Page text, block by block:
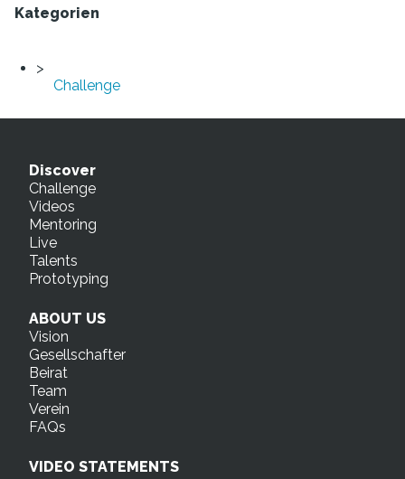
Kategorien
Challenge
Discover
Challenge
Videos
Mentoring
Live
Talents
Prototyping
ABOUT US
Vision
Gesellschafter
Beirat
Team
Verein
FAQs
VIDEO STATEMENTS